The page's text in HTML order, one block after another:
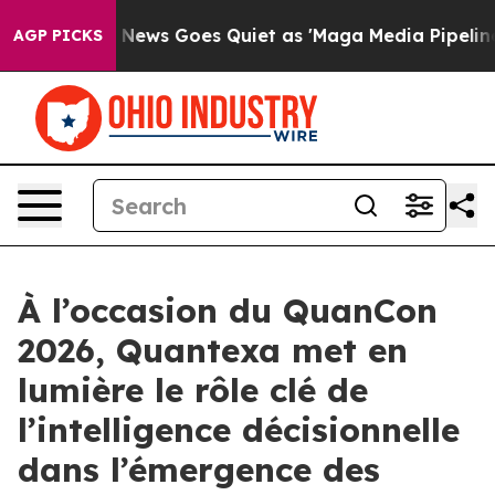
AGP PICKS
Fox News Goes Quiet as 'Maga Media Pipeline'
À l’occasion du QuanCon
2026, Quantexa met en
lumière le rôle clé de
l’intelligence décisionnelle
dans l’émergence des